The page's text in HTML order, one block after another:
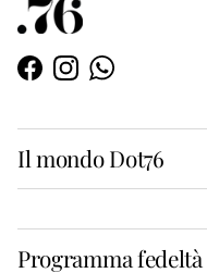
Facebook
InstagramWhatsApp
Il mondo Dot76
Programma fedeltà